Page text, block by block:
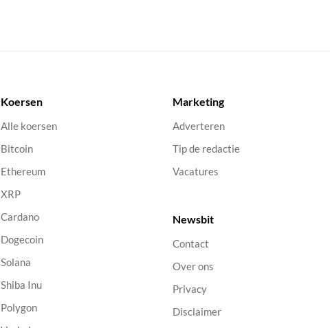
Koersen
Alle koersen
Bitcoin
Ethereum
XRP
Cardano
Dogecoin
Solana
Shiba Inu
Polygon
Marketing
Adverteren
Tip de redactie
Vacatures
Newsbit
Contact
Over ons
Privacy
Disclaimer